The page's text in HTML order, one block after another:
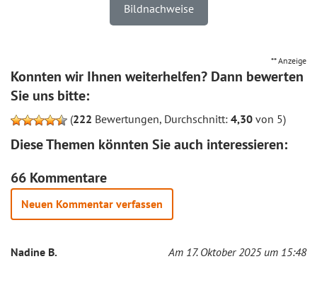
Bildnachweise
** Anzeige
Konnten wir Ihnen weiterhelfen? Dann bewerten
Sie uns bitte:
(222 Bewertungen, Durchschnitt: 4,30 von 5)
Diese Themen könnten Sie auch interessieren:
66 Kommentare
Neuen Kommentar verfassen
Nadine B. Am 17. Oktober 2025 um 15:48